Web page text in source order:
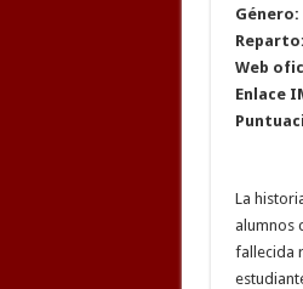
Género:
Reparto:
Web
Enlace
La
alumnos
fallecida